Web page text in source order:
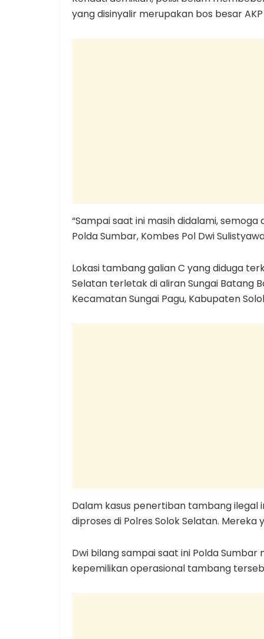
yang disinyalir merupakan bos besar
“Sampai saat ini masih didalami,
Polda Sumbar, Kombes Pol Dwi
Lokasi tambang galian C yang diduga
Selatan terletak di aliran Sungai Batang
Kecamatan Sungai Pagu, Kabupaten
Dalam kasus penertiban tambang ilegal
diproses di Polres Solok Selatan.
Dwi bilang sampai saat ini Polda
kepemilikan operasional tambang